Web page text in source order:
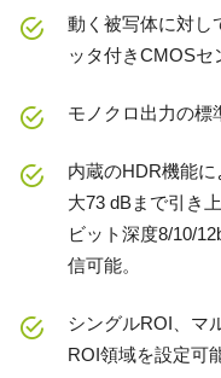
動く被写体に対し
ッタ付きCMOSセ
モノクロ出力の標
内蔵のHDR機能
大73 dBまで引き
ビット深度8/10/
信可能。
シングルROI、マ
ROI領域を設定可